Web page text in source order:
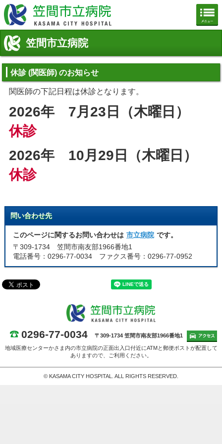
笠間市立病院公式ホームページ
笠間市立病院
休診 (関医師) のお知らせ
関医師の下記日程は休診となります。
2026年 7月23 日（木曜日）
休診
2026年 10月29 日（木曜日）
休診
問い合わせ先
このページに関するお問い合わせは 市立病院 です。
〒309-1734 笠間市南友部1966番地1
電話番号：0296-77-0034 ファクス番号：0296-77-0952
0296-77-0034 〒309-1734 笠間市南友部1966番地1
地域医療センターかさま内の市立病院の正面出入口付近にATMと郵便ポストが配置して
ありますので、ご利用ください。
© KASAMA CITY HOSPITAL. ALL RIGHTS RESERVED.